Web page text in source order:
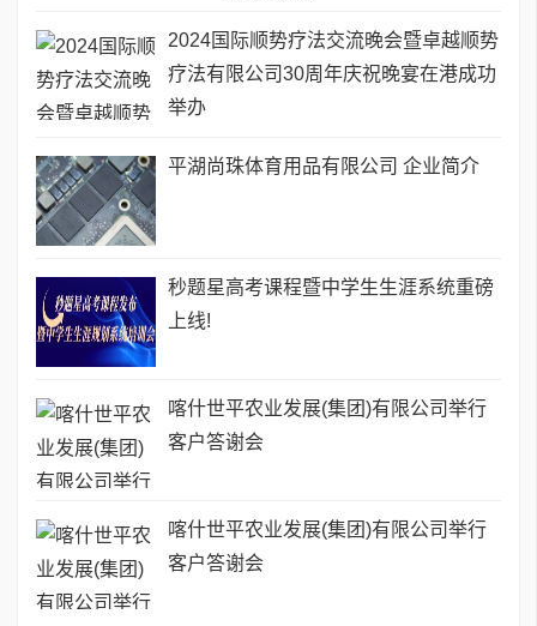
2024国际顺势疗法交流晚会暨卓越顺势
疗法有限公司30周年庆祝晚宴在港成功
举办
平湖尚珠体育用品有限公司 企业简介
秒题星高考课程暨中学生生涯系统重磅
上线!
喀什世平农业发展(集团)有限公司举行
客户答谢会
喀什世平农业发展(集团)有限公司举行
客户答谢会